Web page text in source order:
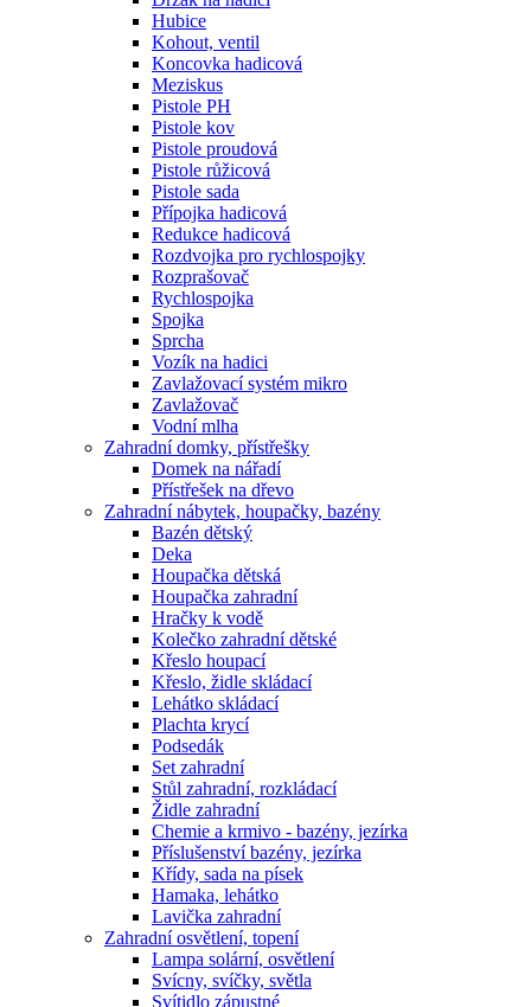
Hubice
Kohout, ventil
Koncovka hadicová
Meziskus
Pistole PH
Pistole kov
Pistole proudová
Pistole růžicová
Pistole sada
Přípojka hadicová
Redukce hadicová
Rozdvojka pro rychlospojky
Rozprašovač
Rychlospojka
Spojka
Sprcha
Vozík na hadici
Zavlažovací systém mikro
Zavlažovač
Vodní mlha
Zahradní domky, přístřešky
Domek na nářadí
Přístřešek na dřevo
Zahradní nábytek, houpačky, bazény
Bazén dětský
Deka
Houpačka dětská
Houpačka zahradní
Hračky k vodě
Kolečko zahradní dětské
Křeslo houpací
Křeslo, židle skládací
Lehátko skládací
Plachta krycí
Podsedák
Set zahradní
Stůl zahradní, rozkládací
Židle zahradní
Chemie a krmivo - bazény, jezírka
Příslušenství bazény, jezírka
Křídy, sada na písek
Hamaka, lehátko
Lavička zahradní
Zahradní osvětlení, topení
Lampa solární, osvětlení
Svícny, svíčky, světla
Svítidlo zápustné